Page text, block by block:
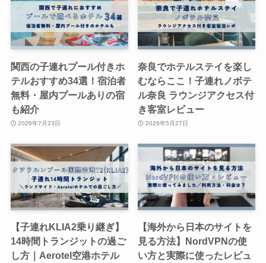
関西の子連れプール付きホ
テルおすすめ34選！宿泊者
無料・屋内プールありの宿
も紹介
2026年7月23日
奈良でホテルステイを楽し
むならここ！子連れノボテ
ル奈良 ラウンジアクセス付
き客室レビュー
2026年5月27日
【子連れKLIA2乗り継ぎ】
14時間トランジットの過ご
し方｜Aerotel空港ホテル
【海外から日本のサイトを
見る方法】NordVPNの使
い方と実際に使ったレビュ